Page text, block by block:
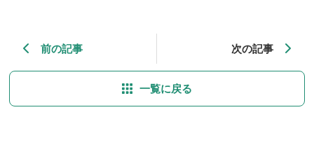
前の記事
一覧に戻る
次の記事